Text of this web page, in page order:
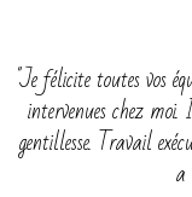
"Je félicite toutes vos
intervenues chez
gentillesse. Travail